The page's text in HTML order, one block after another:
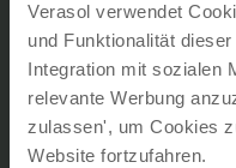
Verasol verwendet
und Funktionalität
Integration mit sozialen
relevante Werbung
zulassen', um Cookies
Website fortzufahren.